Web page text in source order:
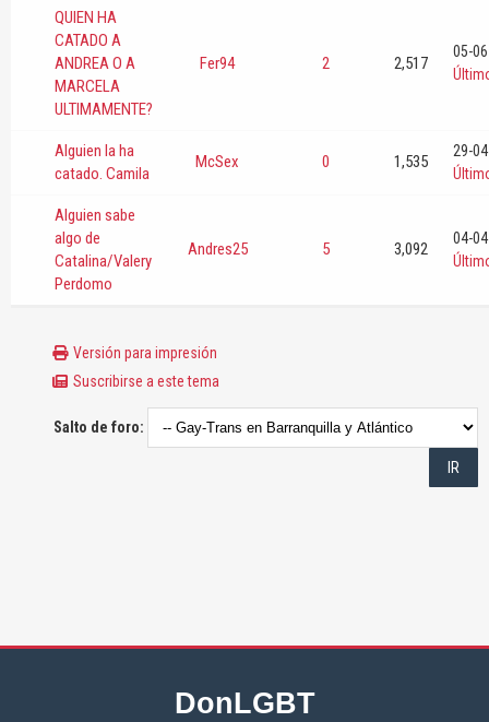
QUIEN HA
CATADO A
ANDREA O A
MARCELA
ULTIMAMENTE?
Fer94 2 2,517
05-
Alguien la ha
catado. Camila
McSex 0 1,535
29-
Alguien sabe
algo de
Catalina/Valery
Perdomo
Andres25 5 3,092
04-
Versión para impresión
Suscribirse a este tema
Salto de foro:
DonLGBT